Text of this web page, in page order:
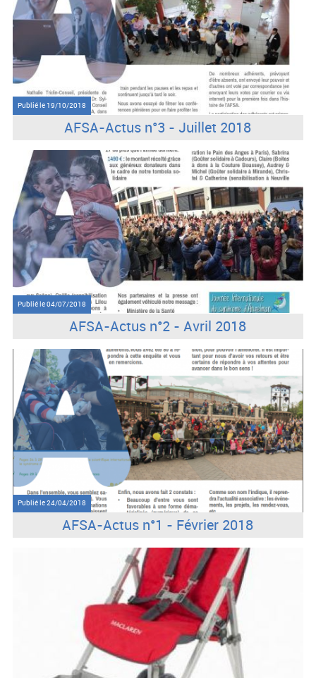
Publié le 19/10/2018
AFSA-Actus n°3 - Juillet 2018
Publié le04/07/2018
AFSA-Actus n°2 - Avril 2018
Publié le24/04/2018
AFSA-Actus n°1 - Février 2018